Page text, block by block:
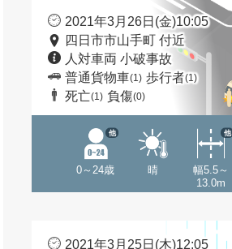
2021年3月26日(金)10:05
四日市市山手町 付近
人対車両 小破事故
普通貨物車(1) 歩行者(1)
死亡(1) 負傷(0)
0～24歳
他
晴
幅5.5～
13.0m
他
2021年3月25日(木)12:05